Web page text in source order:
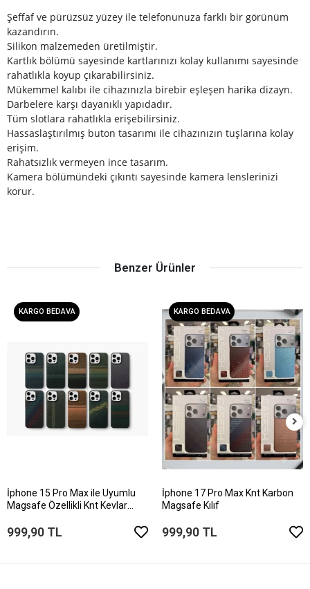
Şeffaf ve pürüzsüz yüzey ile telefonunuza farklı bir görünüm
kazandırın.
Silikon malzemeden üretilmiştir.
Kartlık bölümü sayesinde kartlarınızı kolay kullanımı sayesinde
rahatlıkla koyup çıkarabilirsiniz.
Mükemmel kalıbı ile cihazınızla birebir eşleşen harika dizayn.
Darbelere karşı dayanıklı yapıdadır.
Tüm slotlara rahatlıkla erişebilirsiniz.
Hassaslaştırılmış buton tasarımı ile cihazınızın tuşlarına kolay
erişim.
Rahatsızlık vermeyen ince tasarım.
Kamera bölümündeki çıkıntı sayesinde kamera lenslerinizi
korur.
Benzer Ürünler
KARGO BEDAVA
İphone 15 Pro Max ile Uyumlu
Magsafe Özellikli Knt Kevlar
999,90 TL
KARGO BEDAVA
İphone 17 Pro Max Knt Karbon
Magsafe Kılıf
999,90 TL